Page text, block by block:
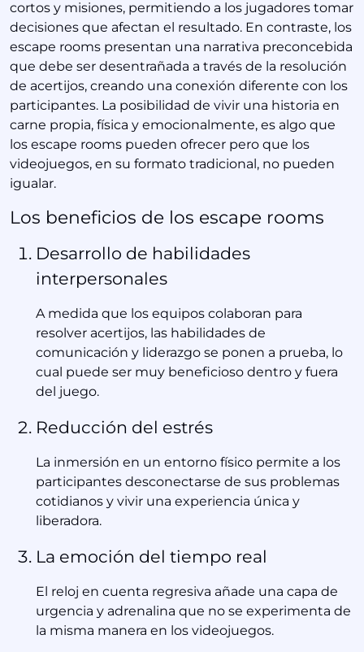
cortos y misiones, permitiendo a los jugadores tomar
decisiones que afectan el resultado. En contraste, los
escape rooms presentan una narrativa preconcebida
que debe ser desentrañada a través de la resolución
de acertijos, creando una conexión diferente con los
participantes. La posibilidad de vivir una historia en
carne propia, física y emocionalmente, es algo que
los escape rooms pueden ofrecer pero que los
videojuegos, en su formato tradicional, no pueden
igualar.
Los beneficios de los escape rooms
Desarrollo de habilidades
interpersonales
A medida que los equipos colaboran para
resolver acertijos, las habilidades de
comunicación y liderazgo se ponen a prueba, lo
cual puede ser muy beneficioso dentro y fuera
del juego.
Reducción del estrés
La inmersión en un entorno físico permite a los
participantes desconectarse de sus problemas
cotidianos y vivir una experiencia única y
liberadora.
La emoción del tiempo real
El reloj en cuenta regresiva añade una capa de
urgencia y adrenalina que no se experimenta de
la misma manera en los videojuegos.